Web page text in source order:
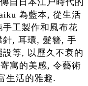
為藍本, 從生活
工製作和風布花
, 耳環, 髮簪, 手
等, 以歷久不衰的
寓的美感, 令藝術
生活的雅趣.